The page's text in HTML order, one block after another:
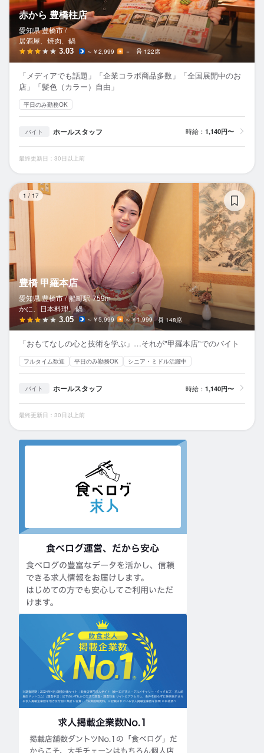
赤から 豊橋柱店
愛知県 豊橋市 /
居酒屋、焼肉、鍋
3.03 ～￥2,999 － 122席
「メディアでも話題」「企業コラボ商品多数」「全国展開中のお
店」「髪色（カラー）自由」
平日のみ勤務OK
バイト ホールスタッフ 時給： 1,140円〜
最終更新日：30日以上前
1 / 17
豊橋 甲羅本店
愛知県 豊橋市 / 船町駅 759m
かに、日本料理、鍋
3.05 ～￥5,999 ～￥1,999 148席
「おもてなしの心と技術を学ぶ」…それが"甲羅本店"でのバイト
フルタイム歓迎 平日のみ勤務OK シニア・ミドル活躍中
バイト ホールスタッフ 時給： 1,140円〜
最終更新日：30日以上前